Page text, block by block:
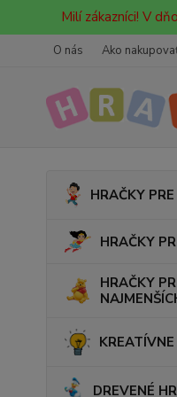
Milí zákazníci! V
O nás Ako
HRAČKY PRE
HRAČKY
HRAČKY
DREVENÉ